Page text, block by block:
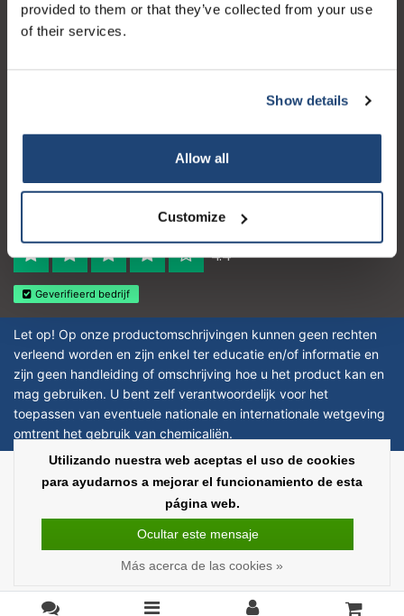
provided to them or that they’ve collected from your use
of their services.
Show details
Allow all
Customize
Mi cuenta
Logo eigendom van TrustPilot
4.4
Geverifieerd bedrijf
Let op! Op onze productomschrijvingen kunnen geen rechten
verleend worden en zijn enkel ter educatie en/of informatie en
zijn geen handleiding of omschrijving hoe u het product kan en
mag gebruiken. U bent zelf verantwoordelijk voor het
toepassen van eventuele nationale en internationale wetgeving
omtrent het gebruik van chemicaliën.
baratos - All rights reserved - Theme byInStijl Media | Todos los precios no
Utilizando nuestra web aceptas el uso de cookies
para ayudarnos a mejorar el funcionamiento de esta
página web.
Ocultar este mensaje
Más acerca de las cookies »